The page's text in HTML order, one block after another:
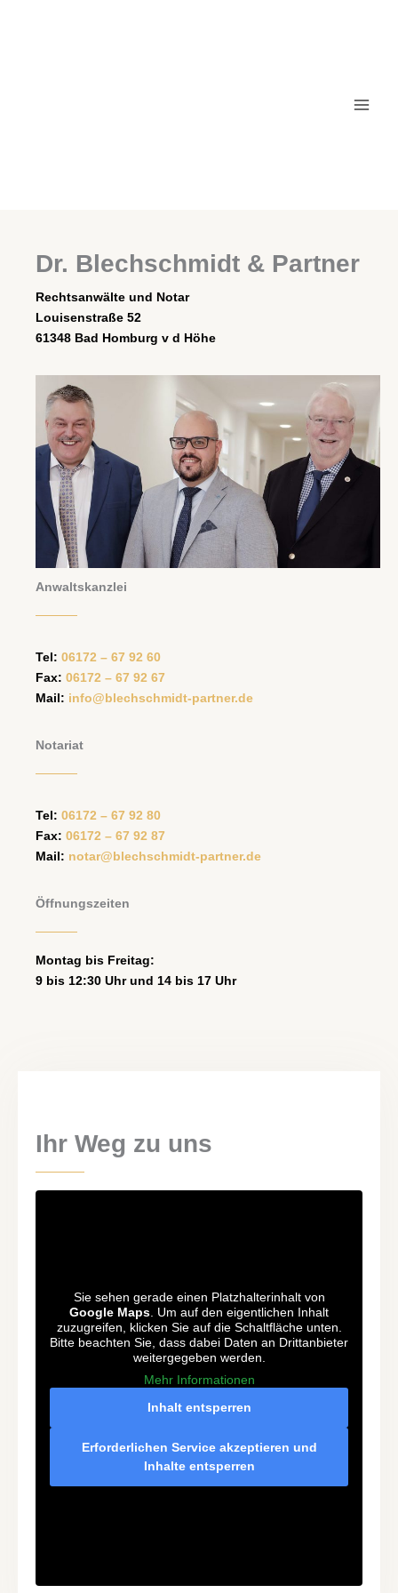
Dr. Blechschmidt & Partner
Rechtsanwälte und Notar
Louisenstraße 52
61348 Bad Homburg v d Höhe
Anwaltskanzlei
Tel: 06172 – 67 92 60
Fax: 06172 – 67 92 67
Mail: info@blechschmidt-partner.de
Notariat
Tel: 06172 – 67 92 80
Fax: 06172 – 67 92 87
Mail: notar@blechschmidt-partner.de
Öffnungszeiten
Montag bis Freitag:
9 bis 12:30 Uhr und 14 bis 17 Uhr
Ihr Weg zu uns
Sie sehen gerade einen Platzhalterinhalt von
Google Maps . Um auf den eigentlichen Inhalt
zuzugreifen, klicken Sie auf die Schaltfläche unten.
Bitte beachten Sie, dass dabei Daten an Drittanbieter
weitergegeben werden.
Mehr Informationen
Inhalt entsperren
Erforderlichen Service akzeptieren und
Inhalte entsperren